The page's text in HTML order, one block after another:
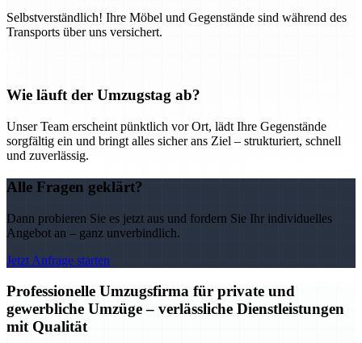
Selbstverständlich! Ihre Möbel und Gegenstände sind während des
Transports über uns versichert.
Wie läuft der Umzugstag ab?
Unser Team erscheint pünktlich vor Ort, lädt Ihre Gegenstände
sorgfältig ein und bringt alles sicher ans Ziel – strukturiert, schnell
und zuverlässig.
Alle Fragen geklärt?
Dann probieren Sie es jetzt aus und fordern Sie Ihr individuelles
Angebot an – ganz unverbindlich.
Jetzt Anfrage starten
Professionelle Umzugsfirma für private und
gewerbliche Umzüge – verlässliche Dienstleistungen
mit Qualität